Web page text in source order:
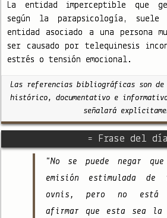
La entidad imperceptible que
según la parapsicología, suele
entidad asociado a una persona
ser causado por telequinesis
estrés o tensión emocional.
Las referencias bibliográficas son
histórico, documentativo e
señalará
= Frase del
"No se puede negar
emisión estimulada de
ovnis, pero no está
afirmar que esta sea la